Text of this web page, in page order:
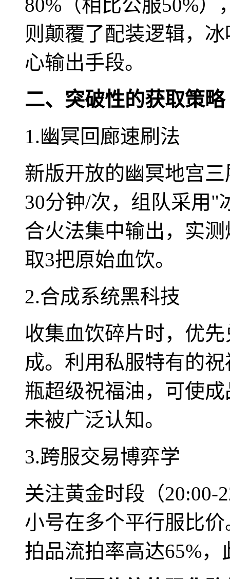
80%（相比公服50%
则颠覆了配装逻辑，
心输出手段。
二、突破性的获取策略
1.幽冥回廊速刷法
新版开放的幽冥地宫
30分钟/次，组队采用"
合火法集中输出，实
取3把原始血饮。
2.合成系统黑科技
收集血饮碎片时，优
成。利用私服特有的
瓶超级祝福油，可使
未被广泛认知。
3.跨服交易博弈学
关注黄金时段（20:00-
小号在多个平行服比
拍品流拍率高达65%